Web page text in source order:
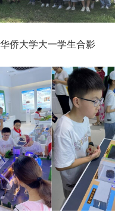
华侨大学大一学生合影